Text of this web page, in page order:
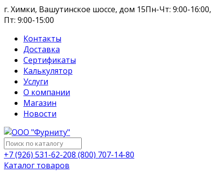
г. Химки, Вашутинское шоссе, дом 15Пн-Чт: 9:00-16:00,
Пт: 9:00-15:00
Контакты
Доставка
Сертификаты
Калькулятор
Услуги
О компании
Магазин
Новости
+7 (926) 531-62-208 (800) 707-14-80
Каталог товаров